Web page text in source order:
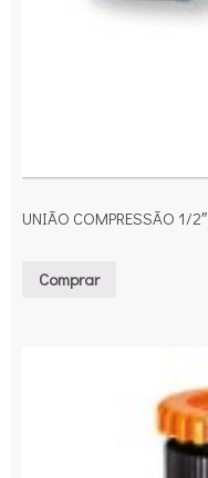
UNIÃO COMPRESSÃO 1/2″
Comprar